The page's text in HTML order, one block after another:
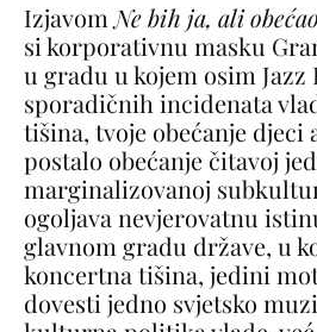
IzjavomNe bih ja, ali
si korporativnu masku
u gradu u kojem osim Jazz
sporadičnih incidenata
tišina, tvoje obećanje djeci
postalo obećanje čitavoj
marginalizovanoj
ogoljava nevjerovatnu
glavnom gradu države, u
koncertna tišina, jedini
dovesti jedno svjetsko